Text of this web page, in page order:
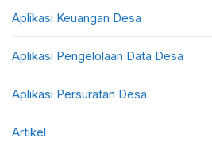
Aplikasi Keuangan Desa
Aplikasi Pengelolaan Data Desa
Aplikasi Persuratan Desa
Artikel